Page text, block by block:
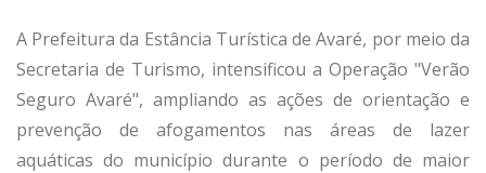
A Prefeitura da Estância Turística de Avaré, por meio da
Secretaria de Turismo, intensificou a Operação "Verão
Seguro Avaré", ampliando as ações de orientação e
prevenção de afogamentos nas áreas de lazer
aquáticas do município durante o período de maior